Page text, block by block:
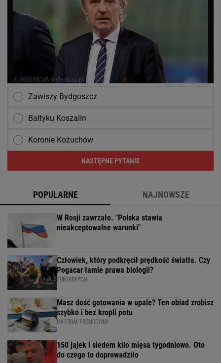
Zawiszy Bydgoszcz
Bałtyku Koszalin
Koronie Kożuchów
NASTĘPNE PYTANIE
POPULARNE NAJNOWSZE
W Rosji zawrzało. "Polska stawia
nieakceptowalne warunki"
Człowiek, który podkręcił prędkość światła. Czy
Pogacar łamie prawa biologii?
SUBSKRYPCJA
Masz dość gotowania w upale? Ten obiad zrobisz
szybko i bez kropli potu
MATERIAŁ PROMOCYJNY
150 jajek i siedem kilo mięsa tygodniowo. Oto
do czego to doprowadziło